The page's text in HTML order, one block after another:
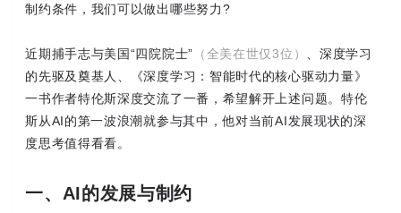
制约条件，我们可以做出哪些努力?
近期捕手志与美国“四院院士” （全美在世仅3位）
、深度学习
的先驱及奠基人、《深度学习：智能时代的核心驱动力量》
一书作者特伦斯深度交流了一番，希望解开上述问题。特伦
斯从AI的第一波浪潮就参与其中，他对当前AI发展现状的深
度思考值得看看。
一、AI的发展与制约